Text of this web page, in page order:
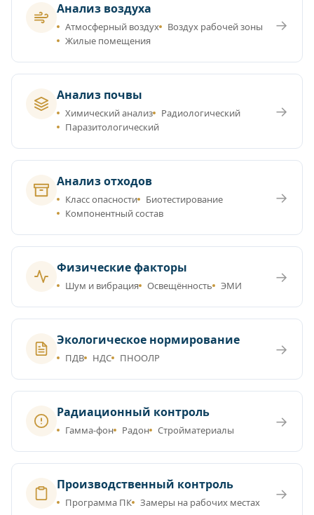
Анализ воздуха
Атмосферный воздух
Воздух рабочей зоны
Жилые помещения
→
Анализ почвы
Химический анализ
Радиологический
Паразитологический
→
Анализ отходов
Класс опасности
Биотестирование
Компонентный состав
→
Физические факторы
Шум и вибрация Освещённость ЭМИ →
Экологическое нормирование
ПДВ НДС ПНООЛР →
Радиационный контроль
Гамма-фон Радон Стройматериалы →
Производственный контроль
Программа ПК Замеры на рабочих местах →